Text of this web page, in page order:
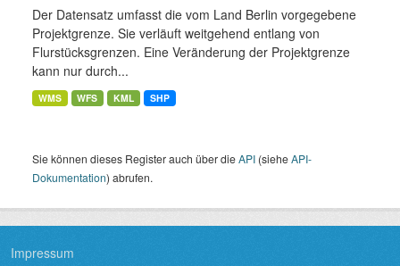
Der Datensatz umfasst die vom Land Berlin vorgegebene
Projektgrenze. Sie verläuft weitgehend entlang von
Flurstücksgrenzen. Eine Veränderung der Projektgrenze
kann nur durch...
WMS WFS KML SHP
Sie können dieses Register auch über dieAPI (sieheAPI-
Dokumentation) abrufen.
Impressum